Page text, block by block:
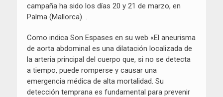
campaña ha sido los días 20 y 21 de marzo, en
Palma (Mallorca). .
Como indica Son Espases en su web «El aneurisma
de aorta abdominal es una dilatación localizada de
la arteria principal del cuerpo que, si no se detecta
a tiempo, puede romperse y causar una
emergencia médica de alta mortalidad. Su
detección temprana es fundamental para prevenir